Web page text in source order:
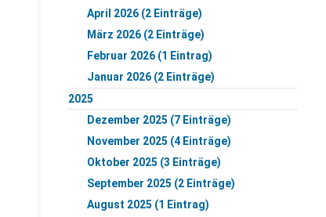
April 2026 (2 Einträge)
März 2026 (2 Einträge)
Februar 2026 (1 Eintrag)
Januar 2026 (2 Einträge)
2025
Dezember 2025 (7 Einträge)
November 2025 (4 Einträge)
Oktober 2025 (3 Einträge)
September 2025 (2 Einträge)
August 2025 (1 Eintrag)